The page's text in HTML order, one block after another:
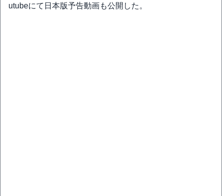
utubeにて日本版予告動画も公開した。